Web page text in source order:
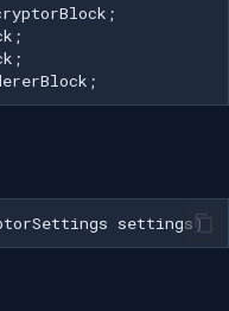
settings )